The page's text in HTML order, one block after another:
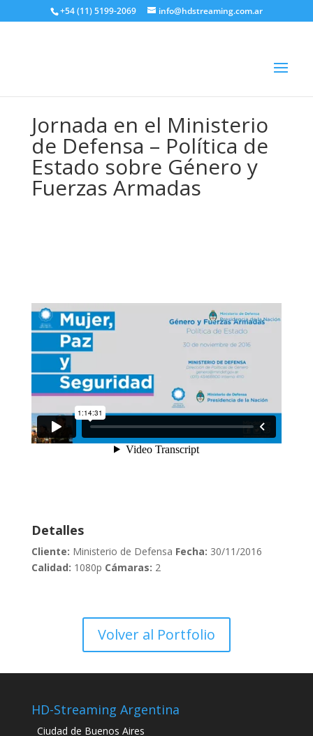
+54 (11) 5199-2069 info@hdstreaming.com.ar
Jornada en el Ministerio
de Defensa – Política de
Estado sobre Género y
Fuerzas Armadas
Detalles
Cliente: Ministerio de Defensa Fecha: 30/11/2016
Calidad: 1080p Cámaras: 2
Volver al Portfolio
HD-Streaming Argentina
Ciudad de Buenos Aires